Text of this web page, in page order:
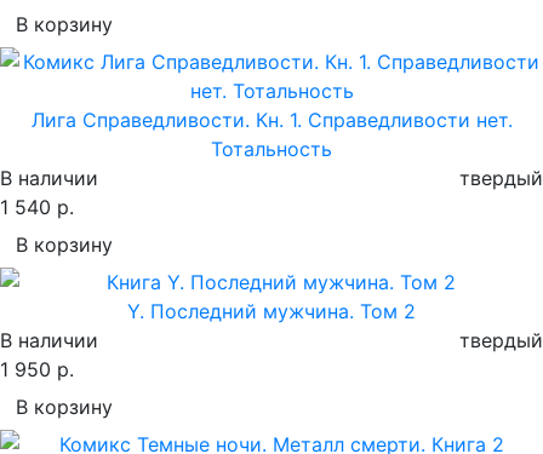
В корзину
Лига Справедливости. Кн. 1. Справедливости нет.
Тотальность
В наличии
твердый
1 540 р.
В корзину
Y. Последний мужчина. Том 2
В наличии
твердый
1 950 р.
В корзину